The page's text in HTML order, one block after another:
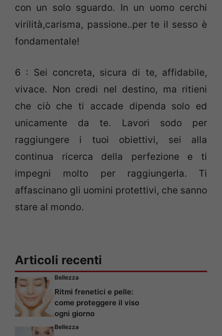
con un solo sguardo. In un uomo cerchi
virilità,carisma, passione..per te il sesso è
fondamentale!
6 : Sei concreta, sicura di te, affidabile,
vivace. Non credi nel destino, ma ritieni
che ciò che ti accade dipenda solo ed
unicamente da te. Lavori sodo per
raggiungere i tuoi obiettivi, sei alla
continua ricerca della perfezione e ti
impegni molto per raggiungerla. Ti
affascinano gli uomini protettivi, che sanno
stare al mondo.
Articoli recenti
Bellezza
Ritmi frenetici e pelle:
come proteggere il viso
ogni giorno
Bellezza